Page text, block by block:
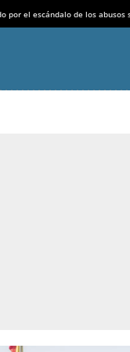
por el escándalo de los abusos